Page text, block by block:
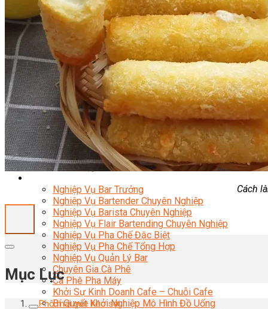
Nghiệp Vụ Bếp Chay
Nghiệp Vụ Quản Lý Bếp
Nghiệp Vụ Cấp Dưỡng
Nghiệp Vụ Bếp Phụ
Điểm Tâm Hồng Kông
Eat Clean
Food Stylist
Master Class
Bếp Gia Đình
Học Nấu Ăn Mở Quán
Chuyên Đề Bếp Nóng
Khởi Sự Kinh Doanh Ngành F&B
Khởi Sự Kinh Doanh Nhà Hàng
Bí Quyết Kinh Doanh và Vận Hành Mô Hình Ẩm Thực
Video Dạy Nấu Ăn
Nghiệp Vụ Bar Trưởng
Nghiệp Vụ Bartender Chuyên Nghiệp
Nghiệp Vụ Barista Chuyên Nghiệp
Nghiệp Vụ Flair Bartending Chuyên Nghiệp
Nghiệp Vụ Pha Chế Đặc Biệt
Nghiệp Vụ Pha Chế Tổng Hợp
Nghiệp Vụ Quản Lý Bar
Chuyên Gia Cà Phê
Cà Phê Pha Máy
Khởi Sự Kinh Doanh Cafe – Chuỗi Cafe
Bí Quyết Khởi Nghiệp Mô Hình Đồ Uống
Cách
Mục Lục
Phô mai que kéo sợi